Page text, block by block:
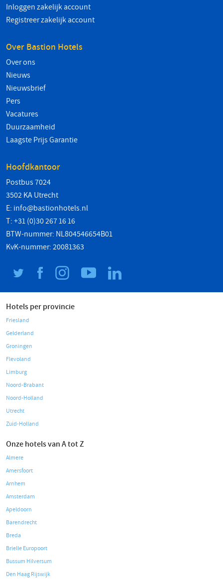
Inloggen zakelijk account
Registreer zakelijk account
Over Bastion Hotels
Over ons
Nieuws
Nieuwsbrief
Pers
Vacatures
Duurzaamheid
Laagste Prijs Garantie
Hoofdkantoor
Postbus 7024
3502 KA Utrecht
E: info@bastionhotels.nl
T: +31 (0)30 267 16 16
BTW-nummer: NL804546654B01
KvK-nummer: 20081363
Hotels per provincie
Friesland
Gelderland
Groningen
Flevoland
Limburg
Noord-Brabant
Noord-Holland
Utrecht
Zuid-Holland
Onze hotels van A tot Z
Almere
Amersfoort
Arnhem
Amsterdam
Apeldoorn
Barendrecht
Breda
Brielle Europoort
Bussum Hilversum
Den Haag Rijswijk